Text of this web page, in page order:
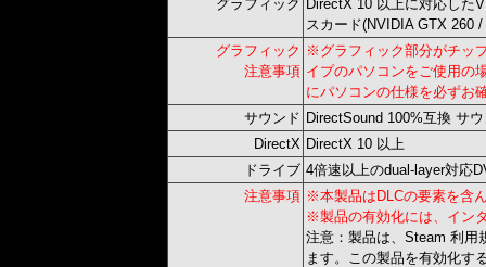
グラフィック DirectX 10 以上に対応した
スカード(NVIDIA GTX 260
グラフィック
注意事項
※グラフィック部分がチッ
イプのパソコンをご使用の
にパソコンの仕様を必ずお
サウンド DirectSound 100%互換 サ
DirectX DirectX 10 以上
ドライブ 4倍速以上のdual-layer対応
注意事項 ※本製品はDLCの要素を含
※製品の有効化には、イン
注意：製品は、Steam 利用
ます。この製品を有効化す